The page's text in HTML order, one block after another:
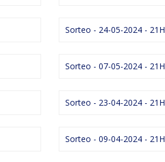
Sorteo - 24-05-2024 - 21H
Sorteo - 07-05-2024 - 21H
Sorteo - 23-04-2024 - 21H
Sorteo - 09-04-2024 - 21H